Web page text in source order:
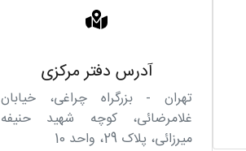
آدرس دفتر مرکزی
تهران - بزرگراه چراغی، خیابان
غلامرضائی، کوچه شهید حنیفه
میرزائی، پلاک 29، واحد 10